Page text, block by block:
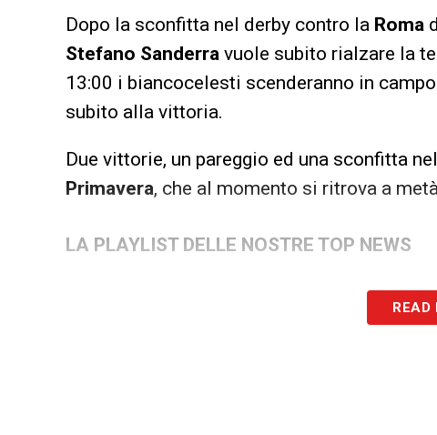
Dopo la sconfitta nel derby contro la Roma
Stefano Sanderra vuole subito rialzare la
13:00 i biancocelesti scenderanno in
subito alla vittoria.
Due vittorie, un pareggio ed una sconfitta
Primavera, che al momento si ritrova a
LA PLAYLIST DELLE NOSTRE TOP NEWS
READ